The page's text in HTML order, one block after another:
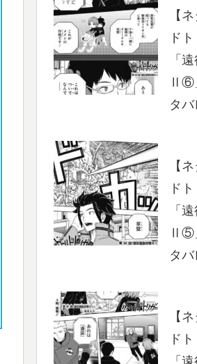
【
ド
「
Ⅱ⑥
タバ
【
ド
「
Ⅱ⑤
タバ
【
ド